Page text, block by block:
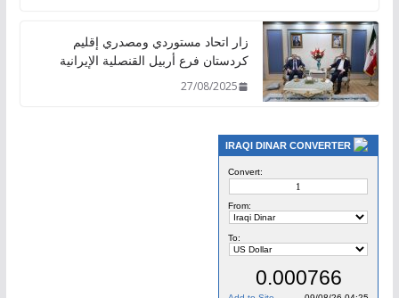
زار اتحاد مستوردي ومصدري إقليم
كردستان فرع أربيل القنصلية الإيرانية
27/08/2025
IRAQI DINAR CONVERTER